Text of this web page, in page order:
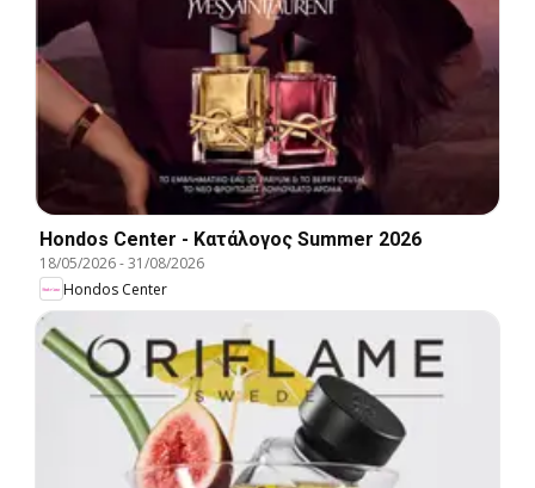
Hondos Center - Kατάλογος Summer 2026
18/05/2026-31/08/2026
Hondos Center